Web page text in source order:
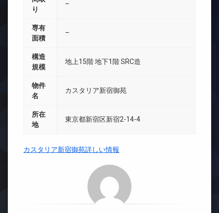
り
–
専有
面積
–
構造
規模
地上15階 地下1階 SRC造
物件
名
カスタリア新宿御苑
所在
地
東京都新宿区新宿2-14-4
カスタリア新宿御苑詳しい情報